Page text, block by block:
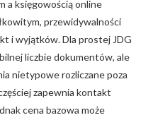
a księgowością online
przewidywalności
i wyjątków. Dla prostej JDG
liczbie dokumentów, ale
nietypowe rozliczane poza
zapewnia kontakt
cena bazowa może